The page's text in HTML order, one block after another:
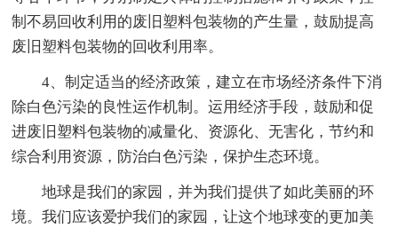
制不易回收利用的废旧塑料包装物的产生量，鼓励提高
废旧塑料包装物的回收利用率。
4、制定适当的经济政策，建立在市场经济条件下消
除白色污染的良性运作机制。运用经济手段，鼓励和促
进废旧塑料包装物的减量化、资源化、无害化，节约和
综合利用资源，防治白色污染，保护生态环境。
地球是我们的家园，并为我们提供了如此美丽的环
境。我们应该爱护我们的家园，让这个地球变的更加美